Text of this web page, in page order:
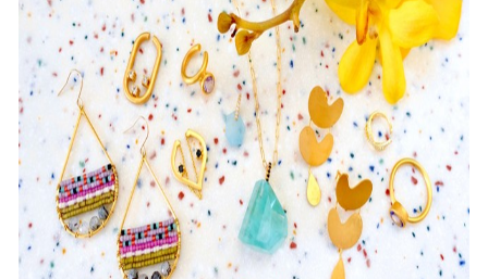
み
み
中